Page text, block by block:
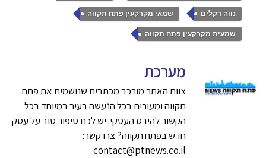
נווה דקלים , שמאי מקרקעין פתח תקווה ,
שמעית מקרקעין פתח תקווה
מערכת
צוות האתר מורכב מכתבים שנושמים את פתח
תקווה ומעורים בכל הנעשה בעיר במיוחד בכל
הקשור להיבט העסקי. יש לכם סיפור טוב על עסק
חדש בפתח תקווה? צרו קשר:
contact@ptnews.co.il